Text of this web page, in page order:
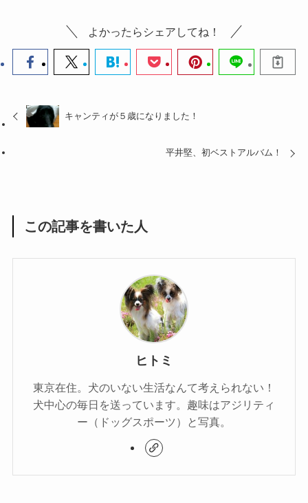
よかったらシェアしてね！
キャンティが５歳になりました！
平井堅、初ベストアルバム！
この記事を書いた人
ヒトミ
東京在住。犬のいない生活なんて考えられない！
犬中心の毎日を送っています。趣味はアジリティ
ー（ドッグスポーツ）と写真。